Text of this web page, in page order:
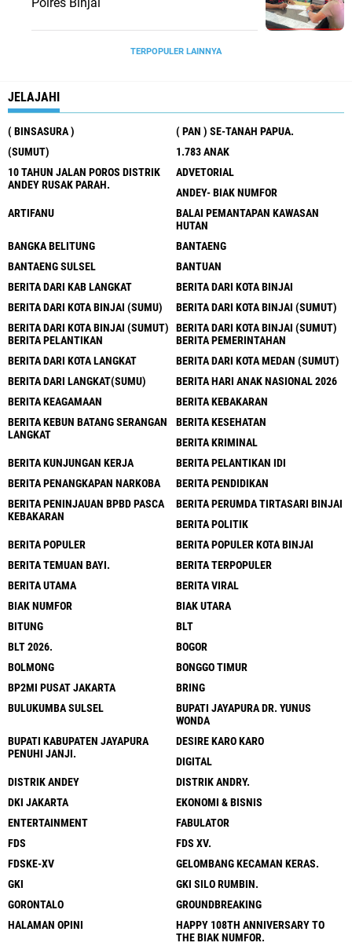
TERPOPULER LAINNYA
JELAJAHI
( BINSASURA )
( PAN ) SE-TANAH PAPUA.
(SUMUT)
1.783 ANAK
10 TAHUN JALAN POROS DISTRIK
ANDEY RUSAK PARAH.
ADVETORIAL
ANDEY- BIAK NUMFOR
ARTIFANU
BALAI PEMANTAPAN KAWASAN
HUTAN
BANGKA BELITUNG
BANTAENG
BANTAENG SULSEL
BANTUAN
BERITA DARI KAB LANGKAT
BERITA DARI KOTA BINJAI
BERITA DARI KOTA BINJAI (SUMU)
BERITA DARI KOTA BINJAI (SUMUT)
BERITA DARI KOTA BINJAI (SUMUT)
BERITA PELANTIKAN
BERITA DARI KOTA BINJAI (SUMUT)
BERITA PEMERINTAHAN
BERITA DARI KOTA LANGKAT
BERITA DARI KOTA MEDAN (SUMUT)
BERITA DARI LANGKAT(SUMU)
BERITA HARI ANAK NASIONAL 2026
BERITA KEAGAMAAN
BERITA KEBAKARAN
BERITA KEBUN BATANG SERANGAN
LANGKAT
BERITA KESEHATAN
BERITA KRIMINAL
BERITA KUNJUNGAN KERJA
BERITA PELANTIKAN IDI
BERITA PENANGKAPAN NARKOBA
BERITA PENDIDIKAN
BERITA PENINJAUAN BPBD PASCA
KEBAKARAN
BERITA PERUMDA TIRTASARI BINJAI
BERITA POLITIK
BERITA POPULER
BERITA POPULER KOTA BINJAI
BERITA TEMUAN BAYI.
BERITA TERPOPULER
BERITA UTAMA
BERITA VIRAL
BIAK NUMFOR
BIAK UTARA
BITUNG
BLT
BLT 2026.
BOGOR
BOLMONG
BONGGO TIMUR
BP2MI PUSAT JAKARTA
BRING
BULUKUMBA SULSEL
BUPATI JAYAPURA DR. YUNUS
WONDA
BUPATI KABUPATEN JAYAPURA
PENUHI JANJI.
DESIRE KARO KARO
DIGITAL
DISTRIK ANDEY
DISTRIK ANDRY.
DKI JAKARTA
EKONOMI & BISNIS
ENTERTAINMENT
FABULATOR
FDS
FDS XV.
FDSKE-XV
GELOMBANG KECAMAN KERAS.
GKI
GKI SILO RUMBIN.
GORONTALO
GROUNDBREAKING
HALAMAN OPINI
HAPPY 108TH ANNIVERSARY TO
THE BIAK NUMFOR.